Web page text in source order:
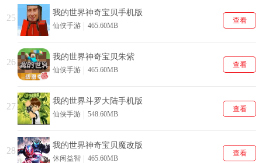
25
我的世界神奇宝贝手机版
仙侠手游 465.60MB
查看
26
我的世界神奇宝贝朱紫
仙侠手游 465.60MB
查看
27
我的世界斗罗大陆手机版
仙侠手游 548.60MB
查看
28
我的世界神奇宝贝魔改版
休闲益智 465.60MB
查看